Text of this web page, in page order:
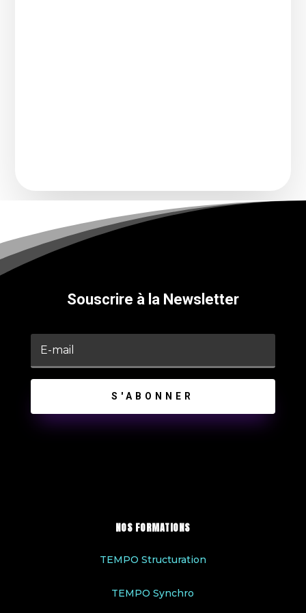
Souscrire à la Newsletter
S'ABONNER
NOS FORMATIONS
TEMPO Structuration
TEMPO Synchro